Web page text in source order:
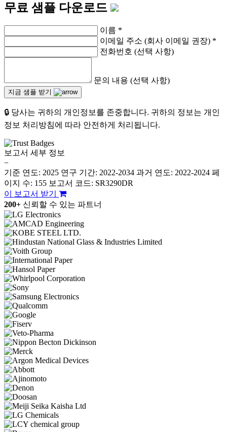
무료 샘플 다운로드
이름 *
이메일 주소 (회사 이메일 권장) *
전화번호 (선택 사항)
문의 내용 (선택 사항)
지금 샘플 받기
🔒 당사는 귀하의 개인정보를 존중합니다. 귀하의 정보는 개인
정보 처리방침에 따라 안전하게 처리됩니다.
보고서 세부 정보
−
기준 연도: 2025 연구 기간: 2022-2034 과거 연도: 2022-2024 페
이지 수: 155 보고서 코드: SR3290DR
이 보고서 받기
200+ 신뢰할 수 있는 파트너